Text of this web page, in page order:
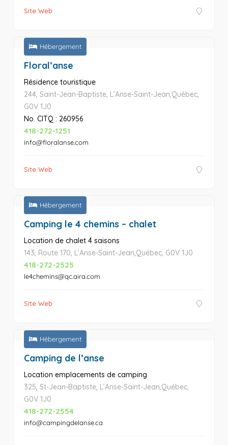
Site Web
Hébergement
Floral’anse
Résidence touristique
244, Saint-Jean-Baptiste, L’Anse-Saint-Jean,Québec,
G0V 1J0
No. CITQ : 260956
418-272-1251
info@floralanse.com
Site Web
Hébergement
Camping le 4 chemins – chalet
Location de chalet 4 saisons
143, Route 170, L’Anse-Saint-Jean,Québec, G0V 1J0
418-272-2525
le4chemins@qc.aira.com
Site Web
Hébergement
Camping de l’anse
Location emplacements de camping
325, St-Jean-Baptiste, L’Anse-Saint-Jean,Québec,
G0V 1J0
418-272-2554
info@campingdelanse.ca